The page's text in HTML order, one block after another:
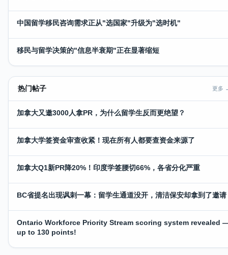
中国留学移民咨询需求正从"选国家"升级为"选时机"
移民与留学决策的"信息半衰期"正在显著缩短
热门帖子 更多
加拿大又邀3000人拿PR，为什么留学生反而更绝望？
加拿大学签资金审查收紧！现在所有人都要查资金来源了
加拿大Q1新PR降20%！印度学签腰切66%，各省分化严重
BC省提名出现讽刺一幕：留学生通道没开，清洁保安却拿到了邀请
Ontario Workforce Priority Stream scoring system revealed
up to 130 points!